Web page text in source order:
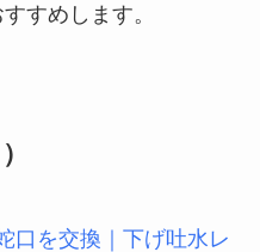
すめします。
口を交換｜下げ吐水レ